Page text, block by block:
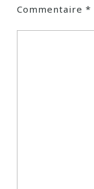
Commentaire *